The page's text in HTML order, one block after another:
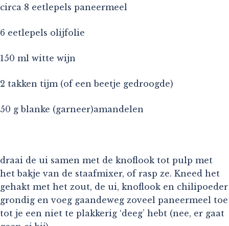
circa 8 eetlepels paneermeel
6 eetlepels olijfolie
150 ml witte wijn
2 takken tijm (of een beetje gedroogde)
50 g blanke (garneer)amandelen
draai de ui samen met de knoflook tot pulp met
het bakje van de staafmixer, of rasp ze. Kneed het
gehakt met het zout, de ui, knoflook en chilipoeder
grondig en voeg gaandeweg zoveel paneermeel toe
tot je een niet te plakkerig ‘deeg’ hebt (nee, er gaat